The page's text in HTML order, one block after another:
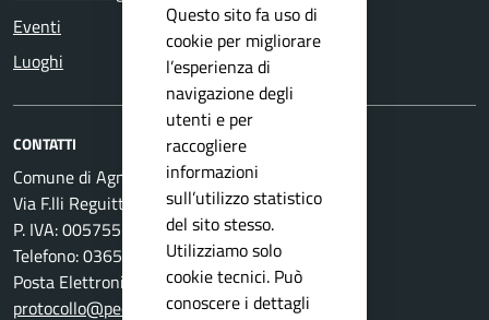
Eventi
Luoghi
CONTATTI
Comune di Agnosine
Via F.lli Reguitti, 1 - 25071 Agnosine
P. IVA: 00575550983 /C.F 00706890175
Telefono: 0365 896141
Posta Elettronica Certificata:
protocollo@pec.comune.agnosine.bs.it
Questo sito fa uso di
cookie per migliorare
l’esperienza di
navigazione degli
utenti e per
raccogliere
informazioni
sull’utilizzo statistico
del sito stesso.
Utilizziamo solo
cookie tecnici. Può
conoscere i dettagli